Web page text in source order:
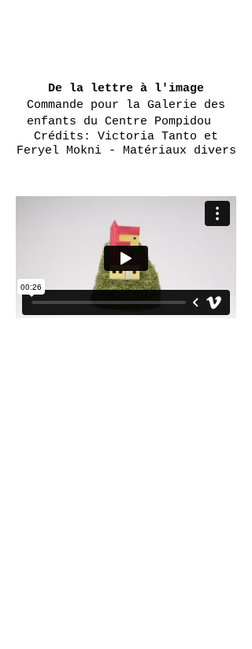
De la lettre à l'image
Commande pour la Galerie des
enfants du Centre Pompidou
Crédits: Victoria Tanto et
Feryel Mokni - Matériaux divers